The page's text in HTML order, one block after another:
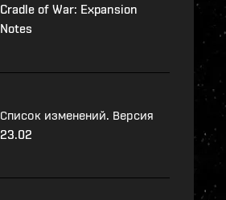
Cradle of War: Expansion
Notes
Список изменений. Версия
23.02